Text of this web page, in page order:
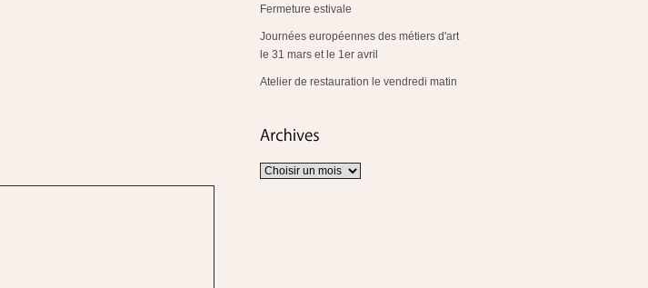
Fermeture estivale
Journées européennes des métiers d'art
le 31 mars et le 1er avril
Atelier de restauration le vendredi matin